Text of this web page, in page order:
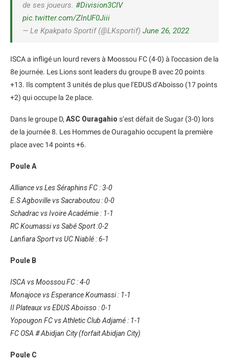
de ses joueurs. #Division3CIV
pic.twitter.com/ZlnUF0Jiii
— Le Kpakpato Sportif (@LKsportif) June 26, 2022
ISCA a infligé un lourd revers à Moossou FC (4-0) à l’occasion de la
8e journée. Les Lions sont leaders du groupe B avec 20 points
+13. Ils comptent 3 unités de plus que l’EDUS d’Aboisso (17 points
+2) qui occupe la 2e place.
Dans le groupe D, ASC Ouragahio s’est défait de Sugar (3-0) lors
de la journée 8. Les Hommes de Ouragahio occupent la première
place avec 14 points +6.
Poule A
Alliance vs Les Séraphins FC : 3-0
E.S Agboville vs Sacraboutou : 0-0
Schadrac vs Ivoire Académie : 1-1
RC Koumassi vs Sabé Sport :0-2
Lanfiara Sport vs UC Niablé : 6-1
Poule B
ISCA vs Moossou FC : 4-0
Monajoce vs Esperance Koumassi : 1-1
II Plateaux vs EDUS Aboisso : 0-1
Yopougon FC vs Athletic Club Adjamé : 1-1
FC OSA # Abidjan City (forfait Abidjan City)
Poule C